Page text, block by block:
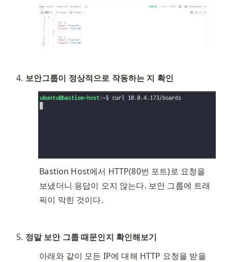
보안그룹이 정상적으로 작동하는 지 확인
Bastion Host에서 HTTP(80번 포트)로 요청을
보냈더니 응답이 오지 않는다. 보안 그룹에 트래
픽이 막힌 것이다.
정말 보안 그룹 때문인지 확인해보기
아래와 같이 모든 IP에 대해 HTTP 요청을 받을